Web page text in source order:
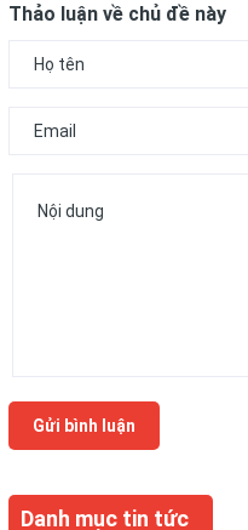
Danh mục tin tức
Thảo luận về chủ đề này
Gửi bình luận